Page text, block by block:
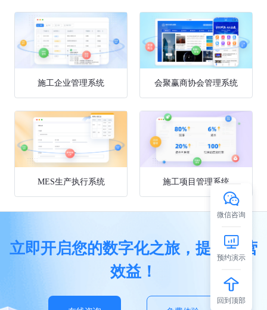
施工企业管理系统 会聚赢商协会管理系统
MES生产执行系统 施工项目管理系统
立即开启您的数字化之旅，提升经营
效益！
微信咨询
预约演示
回到顶部